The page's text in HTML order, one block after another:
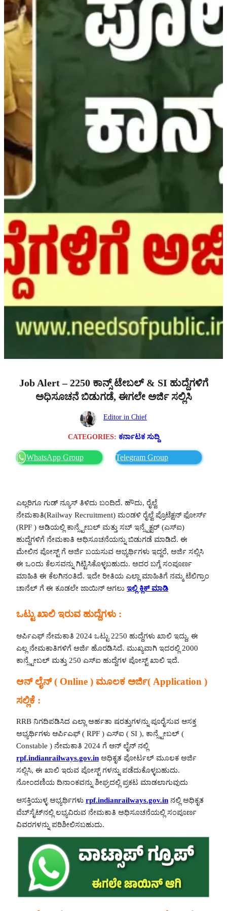
Job Alert – 2250 ಕಾನ್ಸ್ ಟೇಬಲ್ & SI ಹುದ್ದೆಗಳಿಗೆ
ಅಧಿಸೂಚನೆ ಬಿಡುಗಡೆ, ಈಗಲೇ ಅರ್ಜಿ ಸಲ್ಲಿಸಿ
Editor in Chief
CATEGORIES: ಕರ್ನಾಟಕ ಸುದ್ದಿ
WhatsApp Group Telegram Group
ಎಲ್ಲರಿಗೂ ಗುಡ್ ನ್ಯೂಸ್ ತಿಳಿದು ಬಂದಿದೆ. ಹೌದು, ರೈಲ್ವೆ
ನೇಮಕಾತಿ(Railway Recruitment) ಮಂಡಳಿ ರೈಲ್ವೆ ಪ್ರೊಟೆಕ್ಷನ್ ಫೋರ್ಸ್
(RPF ) ಅಡಿಯಲ್ಲಿ ಕಾನ್ಸ್ಟೇಬಲ್ ಮತ್ತು ಸಬ್ ಇನ್ಸ್ಪೆಕ್ಟರ್ (ಎಸ್‌ಐ)
ಹುದ್ದೆಗಳಿಗೆ ನೇಮಕಾತಿ ಅಧಿಸೂಚನೆಯನ್ನು ಬಿಡುಗಡೆ ಮಾಡಿದೆ. ಈ
ಮೇಲಿನ ಪೋಸ್ಟ್ ಗೆ ಅರ್ಜಿ ಬಯಸುವ ಅಭ್ಯರ್ಥಿಗಳು ಇದ್ದರೆ, ಅರ್ಜಿ ಸಲ್ಲಿಸಿ
ಈ ಒಂದು ಕೆಲಸವನ್ನು ಗಿಟ್ಟಿಸಿಕೊಳ್ಳಬಹುದು. ಅದರ ಬಗ್ಗೆ ಸಂಪೂರ್ಣ
ಮಾಹಿತಿ ಈ ಕೆಲಗಿನಂತಿದೆ. ಇದೇ ರೀತಿಯ ಎಲ್ಲಾ ಮಾಹಿತಿಗೆ ನಮ್ಮ ಟೆಲಿಗ್ರಾಂ
ಚಾನೆಲ್ ಗೆ ಈ ಕೂಡಲೇ ಜಾಯಿನ್ ಆಗಲು ಇಲ್ಲಿ ಕ್ಲಿಕ್ ಮಾಡಿ
ಒಟ್ಟು ಖಾಲಿ ಇರುವ ಹುದ್ದೆಗಳು :
ಆರ್ಪಿಎಫ್ ನೇಮಕಾತಿ 2024 ಒಟ್ಟು 2250 ಹುದ್ದೆಗಳು ಖಾಲಿ ಇದ್ದು, ಈ
ಎಲ್ಲ ನೇಮಕಾತಿಗಳಿಗೆ ಅರ್ಜಿ ಹೊರಡಿಸಿದೆ. ಮುಖ್ಯವಾಗಿ ಇದರಲ್ಲಿ 2000
ಕಾನ್ಸ್ಟೇಬಲ್ ಮತ್ತು 250 ಎಸ್‌ಐ ಹುದ್ದೆಗಳ ಪೋಸ್ಟ್ ಖಾಲಿ ಇದೆ.
ಆನ್ ಲೈನ್ ( Online ) ಮೂಲಕ ಅರ್ಜಿ( Application )
ಸಲ್ಲಿಕೆ :
RRB ನಿಗದಿಪಡಿಸಿದ ಎಲ್ಲಾ ಅರ್ಹತಾ ಷರತ್ತುಗಳನ್ನು ಪೂರೈಸುವ ಆಸಕ್ತ
ಅಭ್ಯರ್ಥಿಗಳು ಆರ್ಪಿಎಫ್ ( RPF ) ಎಸ್‌ಐ ( SI ), ಕಾನ್ಸ್ಟೇಬಲ್ (
Constable ) ನೇಮಕಾತಿ 2024 ಗೆ ಆನ್ ಲೈನ್ ನಲ್ಲಿ
rpf.indianrailways.gov.in ಅಧಿಕೃತ ಪೋರ್ಟಲ್ ಮೂಲಕ ಅರ್ಜಿ
ಸಲ್ಲಿಸಿ, ಈ ಖಾಲಿ ಇರುವ ಪೋಸ್ಟ್ ಗಳನ್ನು ಪಡೆದುಕೊಳ್ಳಬಹುದು.
ನೋಂದಣಿಯ ದಿನಾಂಕವನ್ನು ಶೀಘ್ರದಲ್ಲಿ ಪ್ರಕಟ ಮಾಡಲಾಗುವುದು
ಆಸಕ್ತಿಯುಳ್ಳ ಅಭ್ಯರ್ಥಿಗಳು rpf.indianrailways.gov.in ನಲ್ಲಿ ಅಧಿಕೃತ
ವೆಬ್‌ಸೈಟ್‌ನಲ್ಲಿ ಲಭ್ಯವಿರುವ ನೇಮಕಾತಿ ಅಧಿಸೂಚನೆಯಲ್ಲಿ ಸಂಪೂರ್ಣ
ವಿವರಗಳನ್ನು ಪರಿಶೀಲಿಸಬಹುದು.